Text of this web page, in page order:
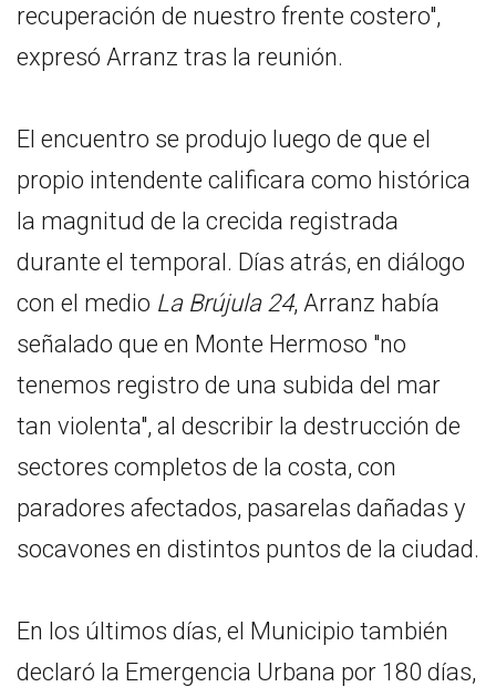
recuperación de nuestro frente costero",
expresó Arranz tras la reunión.
El encuentro se produjo luego de que el
propio intendente calificara como histórica
la magnitud de la crecida registrada
durante el temporal. Días atrás, en diálogo
con el medio La Brújula 24, Arranz había
señalado que en Monte Hermoso "no
tenemos registro de una subida del mar
tan violenta", al describir la destrucción de
sectores completos de la costa, con
paradores afectados, pasarelas dañadas y
socavones en distintos puntos de la ciudad.
En los últimos días, el Municipio también
declaró la Emergencia Urbana por 180 días,